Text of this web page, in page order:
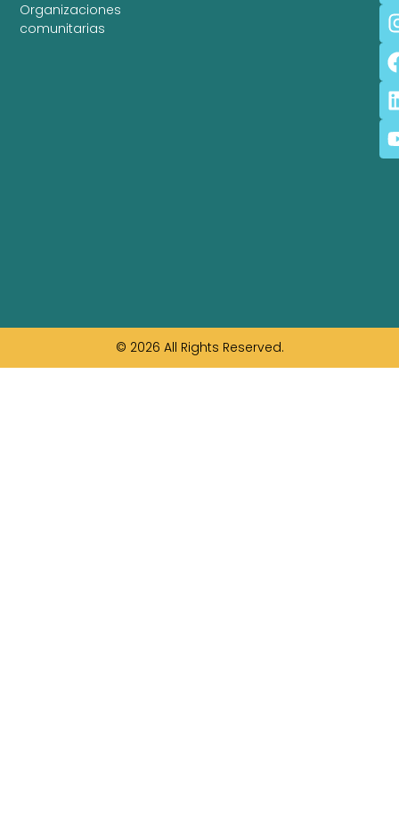
Organizaciones
comunitarias
© 2026 All Rights Reserved.